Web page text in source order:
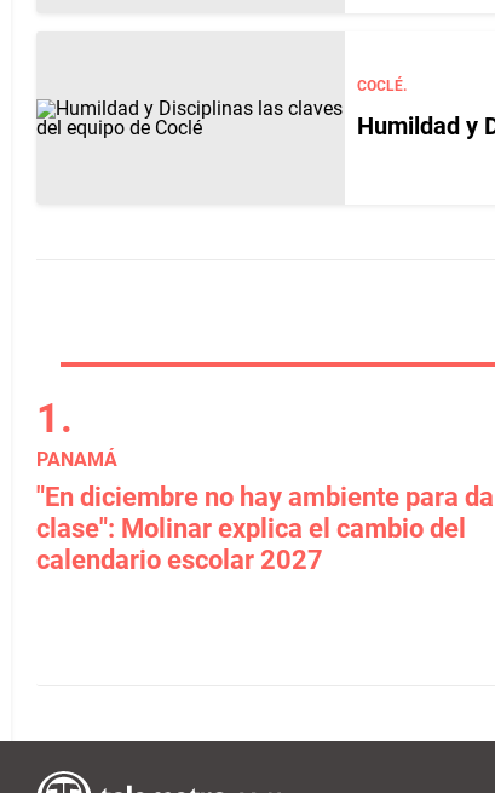
COCLÉ.
Humildad y
PANAMÁ
"En diciembre no hay ambiente para
clase": Molinar explica el cambio del
calendario escolar 2027